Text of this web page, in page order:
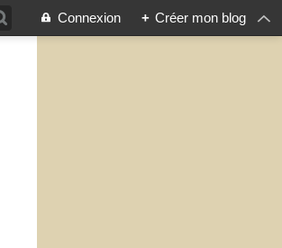
Connexion + Créer mon blog